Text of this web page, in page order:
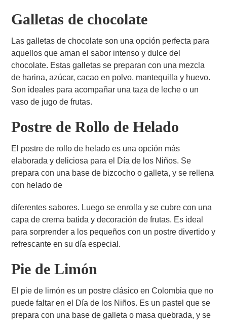
Galletas de chocolate
Las galletas de chocolate son una opción perfecta para
aquellos que aman el sabor intenso y dulce del
chocolate. Estas galletas se preparan con una mezcla
de harina, azúcar, cacao en polvo, mantequilla y huevo.
Son ideales para acompañar una taza de leche o un
vaso de jugo de frutas.
Postre de Rollo de Helado
El postre de rollo de helado es una opción más
elaborada y deliciosa para el Día de los Niños. Se
prepara con una base de bizcocho o galleta, y se rellena
con helado de
diferentes sabores. Luego se enrolla y se cubre con una
capa de crema batida y decoración de frutas. Es ideal
para sorprender a los pequeños con un postre divertido y
refrescante en su día especial.
Pie de Limón
El pie de limón es un postre clásico en Colombia que no
puede faltar en el Día de los Niños. Es un pastel que se
prepara con una base de galleta o masa quebrada, y se